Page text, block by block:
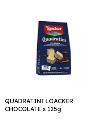
QUADRATINI LOACKER
CHOCOLATE x 125g